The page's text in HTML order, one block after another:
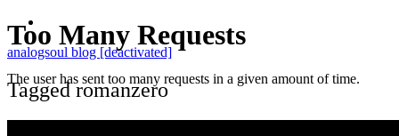
analogsoul blog [deactivated]
Tagged romanzero